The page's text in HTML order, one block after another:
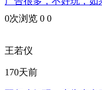
0次浏览 0 0
王若仪
170天前